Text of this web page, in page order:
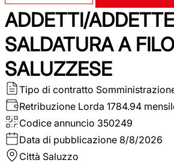
ADDETTI/
SALDATURA A
SALUZZESE
Tipo di contratto
Retribuzione Lorda 1784.94
Codice annuncio 350249
Data di pubblicazione 8/8/2026
Città Saluzzo